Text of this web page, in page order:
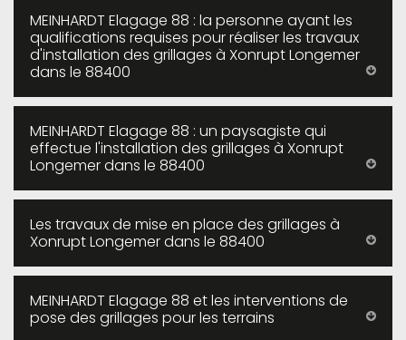
MEINHARDT Elagage 88 : la personne ayant les
qualifications requises pour réaliser les travaux
d'installation des grillages à Xonrupt Longemer
dans le 88400
MEINHARDT Elagage 88 : un paysagiste qui
effectue l'installation des grillages à Xonrupt
Longemer dans le 88400
Les travaux de mise en place des grillages à
Xonrupt Longemer dans le 88400
MEINHARDT Elagage 88 et les interventions de
pose des grillages pour les terrains